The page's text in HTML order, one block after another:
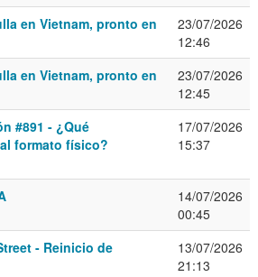
en Vietnam, pronto en
23/07/2026
12:46
en Vietnam, pronto en
23/07/2026
12:45
#891 - ¿Qué
formato físico?
17/07/2026
15:37
14/07/2026
00:45
- Reinicio de
13/07/2026
21:13